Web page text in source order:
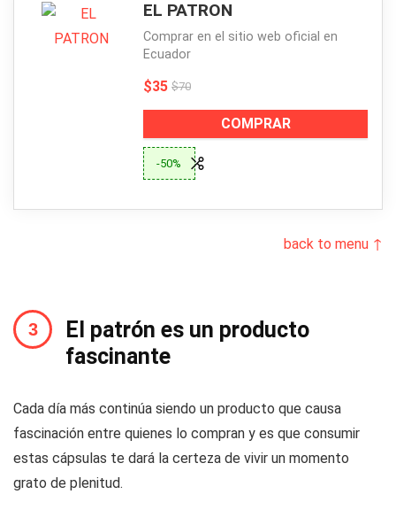
EL PATRON
Comprar en el sitio web oficial en
Ecuador
$35 $70
COMPRAR
-50%
back to menu ↑
El patrón es un producto
fascinante
Cada día más continúa siendo un producto que causa
fascinación entre quienes lo compran y es que consumir
estas cápsulas te dará la certeza de vivir un momento
grato de plenitud.